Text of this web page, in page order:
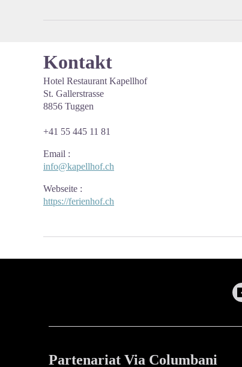
Kontakt
Hotel Restaurant Kapellhof
St. Gallerstrasse
8856 Tuggen
+41 55 445 11 81
Email :
info@kapellhof.ch
Webseite :
https://ferienhof.ch
Partenariat Via Columbani